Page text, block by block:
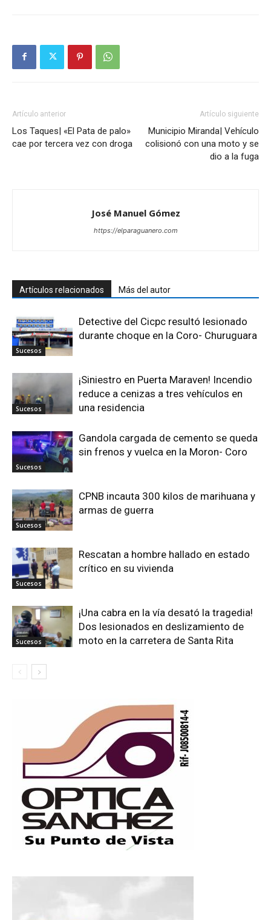
Artículo anterior
Los Taques| «El Pata de palo»
cae por tercera vez con droga
Artículo siguiente
Municipio Miranda| Vehículo
colisionó con una moto y se
dio a la fuga
José Manuel Gómez
https://elparaguanero.com
Artículos relacionados Más del autor
Sucesos
Detective del Cicpc resultó lesionado
durante choque en la Coro- Churuguara
Sucesos
¡Siniestro en Puerta Maraven! Incendio
reduce a cenizas a tres vehículos en
una residencia
Sucesos
Gandola cargada de cemento se queda
sin frenos y vuelca en la Moron- Coro
Sucesos
CPNB incauta 300 kilos de marihuana y
armas de guerra
Sucesos
Rescatan a hombre hallado en estado
crítico en su vivienda
Sucesos
¡Una cabra en la vía desató la tragedia!
Dos lesionados en deslizamiento de
moto en la carretera de Santa Rita